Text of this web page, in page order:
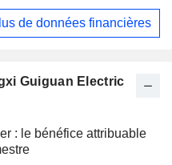
Guiguan Electric
: le bénéfice attribuable
de données financières